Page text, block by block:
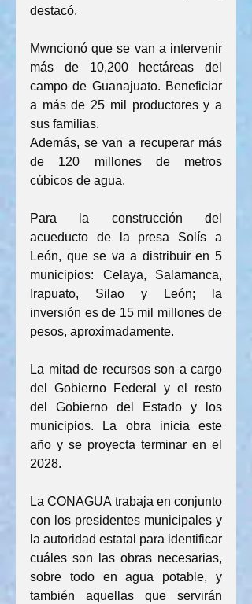
destacó.
Mwncionó que se van a intervenir
más de 10,200 hectáreas del
campo de Guanajuato. Beneficiar
a más de 25 mil productores y a
sus familias.
Además, se van a recuperar más
de 120 millones de metros
cúbicos de agua.
Para la construcción del
acueducto de la presa Solís a
León, que se va a distribuir en 5
municipios: Celaya, Salamanca,
Irapuato, Silao y León; la
inversión es de 15 mil millones de
pesos, aproximadamente.
La mitad de recursos son a cargo
del Gobierno Federal y el resto
del Gobierno del Estado y los
municipios. La obra inicia este
año y se proyecta terminar en el
2028.
La CONAGUA trabaja en conjunto
con los presidentes municipales y
la autoridad estatal para identificar
cuáles son las obras necesarias,
sobre todo en agua potable, y
también aquellas que servirán